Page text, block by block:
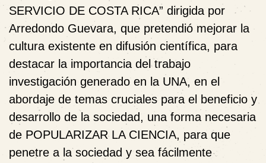
SERVICIO DE COSTA RICA” dirigida por
Arredondo Guevara, que pretendió mejorar la
cultura existente en difusión científica, para
destacar la importancia del trabajo
investigación generado en la UNA, en el
abordaje de temas cruciales para el beneficio y
desarrollo de la sociedad, una forma necesaria
de POPULARIZAR LA CIENCIA, para que
penetre a la sociedad y sea fácilmente